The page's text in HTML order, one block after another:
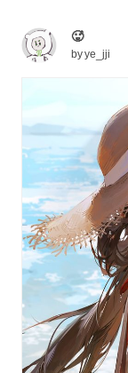
🥵
byye_jji